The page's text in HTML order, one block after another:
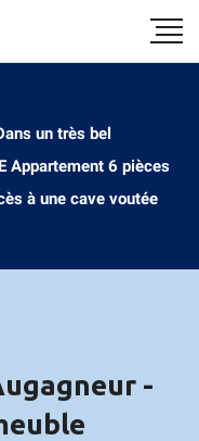
un très bel
Appartement 6 pièces
à une cave voutée
-